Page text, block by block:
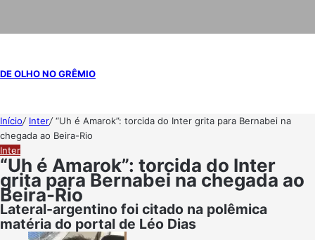
DE OLHO NO GRÊMIO
Início/ Inter/“Uh é Amarok”: torcida do Inter grita para Bernabei na
chegada ao Beira-Rio
Inter
“Uh é Amarok”: torcida do Inter
grita para Bernabei na chegada ao
Beira-Rio
Lateral-argentino foi citado na polêmica
matéria do portal de Léo Dias